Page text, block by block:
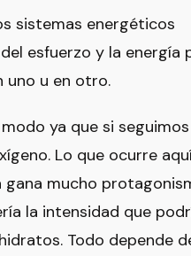
sistemas energéticos
esfuerzo y la energía
uno u en otro.
ya que si seguimos
Lo que ocurre
mucho
la intensidad que
Todo depende